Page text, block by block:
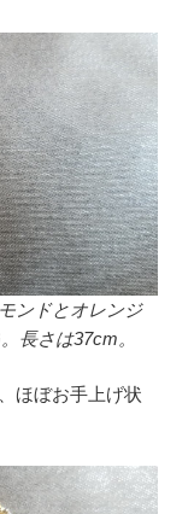
ンドとオレンジ
長さは37cm。
ほぼお手上げ状